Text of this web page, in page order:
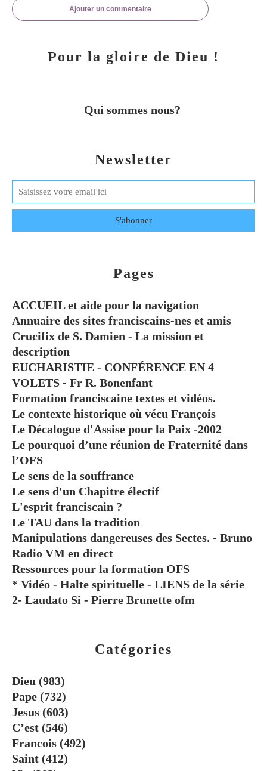
Ajouter un commentaire
Newsletter
Catégories
Dieu (983)
Pape (732)
Jesus (603)
C’est (546)
Francois (492)
Saint (412)
Pages
ACCUEIL et aide pour la navigation
Annuaire des sites franciscains-nes et amis
Crucifix de S. Damien - La mission et
description
EUCHARISTIE - CONFÉRENCE EN 4
VOLETS - Fr R. Bonenfant
Formation franciscaine textes et vidéos.
Le contexte historique où vécu François
Le Décalogue d'Assise pour la Paix -2002
Le pourquoi d’une réunion de Fraternité dans
l’OFS
Le sens de la souffrance
Le sens d'un Chapitre électif
L'esprit franciscain ?
Le TAU dans la tradition
Manipulations dangereuses des Sectes. - Bruno
Radio VM en direct
Ressources pour la formation OFS
* Vidéo - Halte spirituelle - LIENS de la série
2- Laudato Si - Pierre Brunette ofm
Pour la gloire de Dieu !
Qui sommes nous?